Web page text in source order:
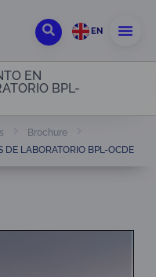
EN
EN
BPL-
Brochure
DE LABORATORIO BPL-OCDE